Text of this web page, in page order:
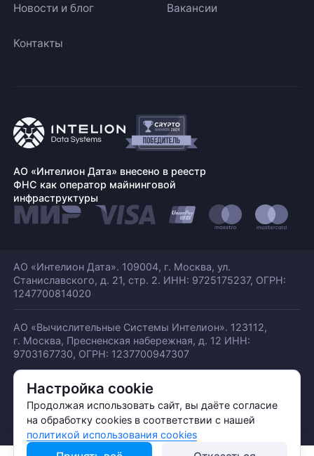
Настройка cookie
Продолжая использовать сайт, вы даёте согласие
на обработку cookies в соответствии с нашей
политикой использования cookies
Новости и блог Вакансии
Контакты
АО «Интелион Дата» внесено в реестр
ФНС как оператор майнинговой
инфраструктуры
АО «Интелион Дата». 109004, г. Москва, ул.
Станиславского, д. 21, стр. 2. ИНН: 9725175237, ОГРН:
1247700814020
АО «Вычислительные Системы Интелион». 123112,
г. Москва, Пресненская набережная, д. 12 ИНН:
9703167730, ОГРН: 1237700947307
© АО «ИНТЕЛИОН ДАТА» 2026
Политика обработки ПДн
Политика конфиденциальности
Политика использования куки